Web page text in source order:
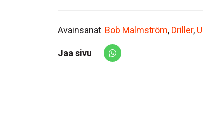
Avainsanat: Bob Malmström, Driller,
Jaa sivu
Share via Whatsapp